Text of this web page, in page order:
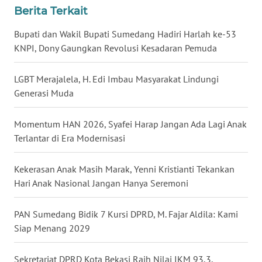
Berita Terkait
Bupati dan Wakil Bupati Sumedang Hadiri Harlah ke-53
KNPI, Dony Gaungkan Revolusi Kesadaran Pemuda
LGBT Merajalela, H. Edi Imbau Masyarakat Lindungi
Generasi Muda
Momentum HAN 2026, Syafei Harap Jangan Ada Lagi Anak
Terlantar di Era Modernisasi
Kekerasan Anak Masih Marak, Yenni Kristianti Tekankan
Hari Anak Nasional Jangan Hanya Seremoni
PAN Sumedang Bidik 7 Kursi DPRD, M. Fajar Aldila: Kami
Siap Menang 2029
Sekretariat DPRD Kota Bekasi Raih Nilai IKM 93,3,
WN
JATENG
WN
WN
WN
KALBAR